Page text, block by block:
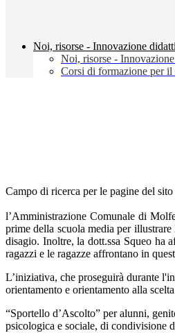
Noi, risorse - Innovazione
Noi, risorse -
Corsi di formazione per il
Campo di ricerca per le pagine del sito
l’Amministrazione Comunale di
prime della scuola media per
disagio. Inoltre, la dott.ssa Squeo ha
ragazzi e le ragazze affrontano in
L’iniziativa, che proseguirà durante
orientamento e orientamento alla
“Sportello d’Ascolto” per alunni,
psicologica e sociale, di condivisione